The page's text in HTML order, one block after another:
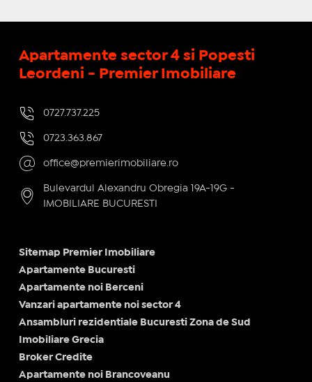
Apartamente sector 4 si Popesti
Leordeni - Premier Imobiliare
0727.737.225
0723.363.867
office@premierimobiliare.ro
Bulevardul Alexandru Obregia 19A-19G -
IMOBILIARE BUCURESTI
Sitemap Premier Imobiliare
Apartamente Bucuresti
Apartamente noi Berceni
Vanzari apartamente noi sector 4
Ansambluri rezidentiale Bucuresti Zona de Sud
Imobiliare Grecia
Broker Credite
Apartamente noi Brancoveanu